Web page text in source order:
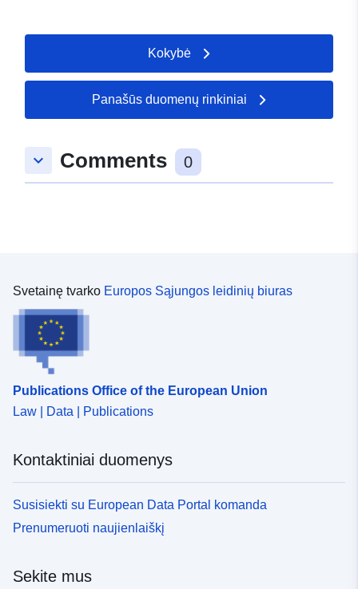
Kokybė
Panašūs duomenų rinkiniai
keyboard_arrow_down Comments 0
Svetainę tvarko Europos Sąjungos leidinių biuras
Publications Office of the European Union
Law | Data | Publications
Kontaktiniai duomenys
Susisiekti su European Data Portal komanda
Prenumeruoti naujienlaiškį
Sekite mus